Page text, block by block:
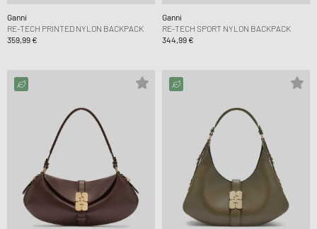
Ganni
RE-TECH PRINTED NYLON BACKPACK
359,99 €
Ganni
RE-TECH SPORT NYLON BACKPACK
344,99 €